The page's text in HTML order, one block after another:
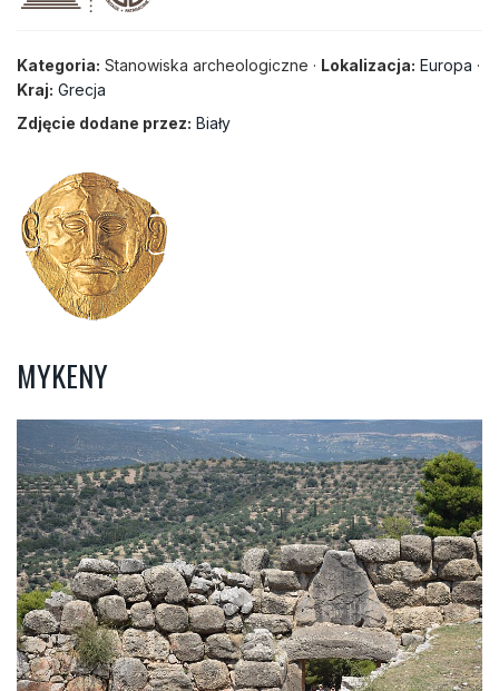
Kategoria: Stanowiska archeologiczne · Lokalizacja: Europa ·
Kraj: Grecja
Zdjęcie dodane przez: Biały
MYKENY